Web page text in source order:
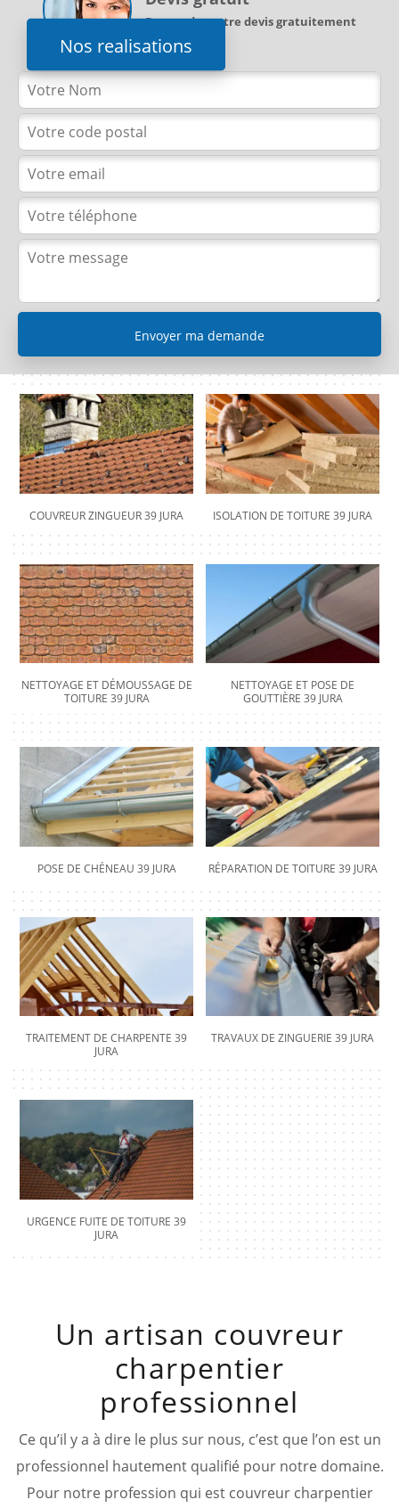
Nos realisations
Demandez votre devis gratuitement
COUVREUR ZINGUEUR 39 JURA ISOLATION DE TOITURE 39 JURA
NETTOYAGE ET DÉMOUSSAGE DE
TOITURE 39 JURA
NETTOYAGE ET POSE DE
GOUTTIÈRE 39 JURA
POSE DE CHÉNEAU 39 JURA RÉPARATION DE TOITURE 39 JURA
TRAITEMENT DE CHARPENTE 39
JURA
TRAVAUX DE ZINGUERIE 39 JURA
URGENCE FUITE DE TOITURE 39
JURA
Un artisan couvreur
charpentier
professionnel
Ce qu’il y a à dire le plus sur nous, c’est que l’on est un
professionnel hautement qualifié pour notre domaine.
Pour notre profession qui est couvreur charpentier